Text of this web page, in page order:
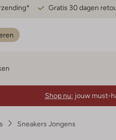
Gratis 30 dagen
Shop nu: jouw must-
Sneakers Jongens